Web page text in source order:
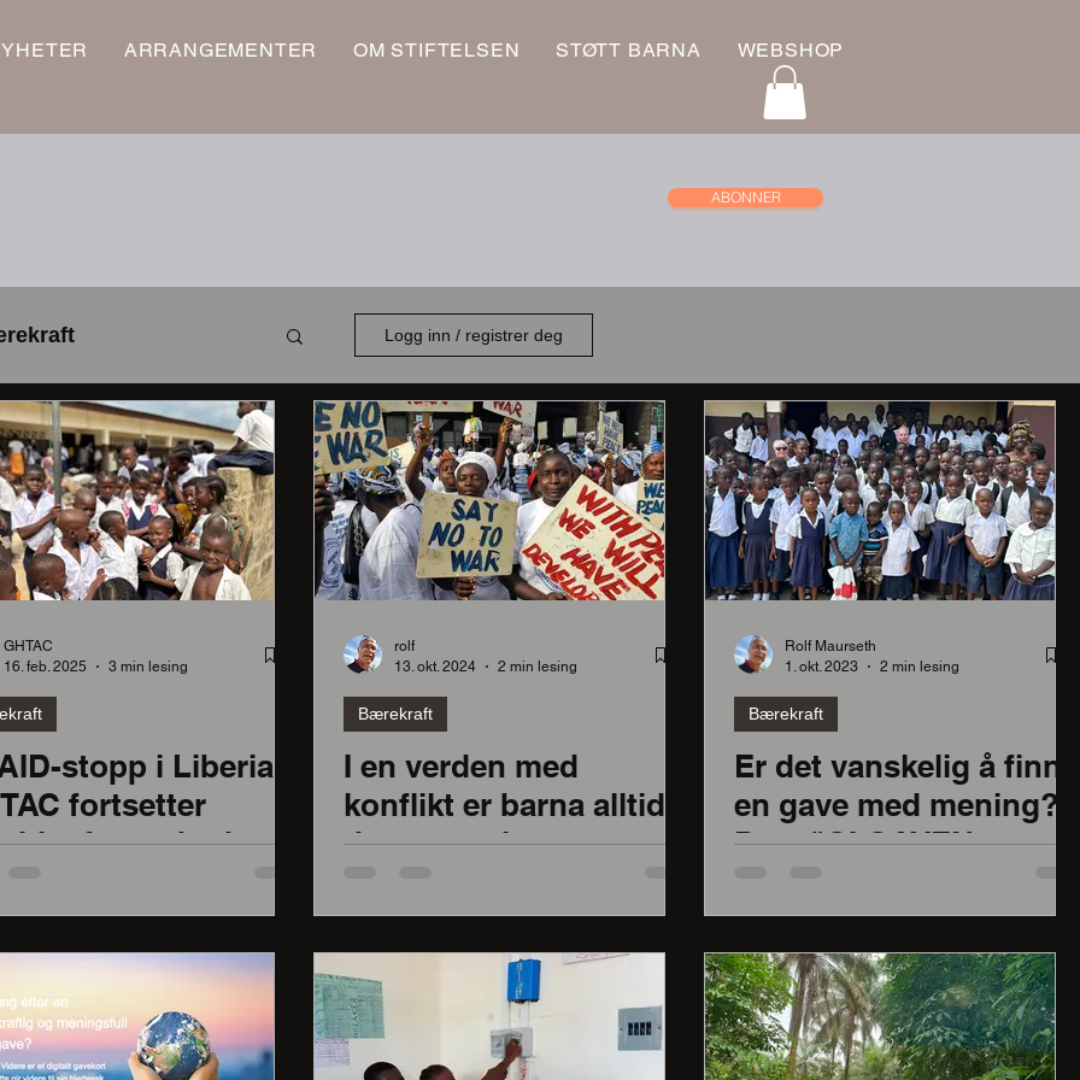
ARRANGEMENTER OM STIFTELSEN STØTT BARNA WEBSHOP
ABONNER
Ungdom Styret
Lærere
Logg inn / registrer deg
GHTAC
16. feb. 2025
3 min lesing
stopp i Liberia!
fortsetter
for en bedre
rolf
13. okt. 2024
2 min lesing
Bærekraft
I en verden med
konflikt er barna alltid
den tapende part og
vare! Det nærmer seg
jul og du kan gi den
gaven mange barn
ønsker seg mest:
Rolf Maurseth
1. okt. 2023
2 min lesing
Bærekraft
Er det vanskelig å finne
en gave med mening?
Prøv "GI GAVEN